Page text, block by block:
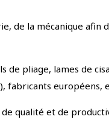
de la mécanique afin
de pliage, lames de
fabricants européens,
de qualité et de